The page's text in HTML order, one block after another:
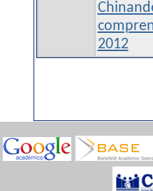
2012